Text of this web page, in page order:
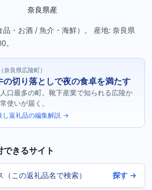
奈良県産
・お酒 / 魚介・海鮮）。 産地: 奈良県
。
良県広陵町）
の切り落としで夜の食卓を満たす
口最多の町。靴下産業で知られる広陵か
使いが届く。
し返礼品の編集解説 →
できるサイト
この返礼品名で検索） 探す →